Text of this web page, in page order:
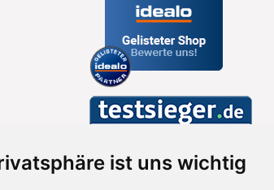
ist uns wichtig